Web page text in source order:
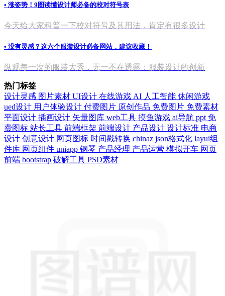
• 涨姿势！9图读懂设计师必备的校对符号表
今天给大家科普一下校对符号及其用法，肯定有很多设计
• 没有灵感？这六个服装设计必备网站，建议收藏！
纵观每一次的服装大秀，无一不在透露：服装设计的创新
热门标签
设计灵感 图片素材 UI设计 在线游戏 AI 人工智能 休闲游戏
ued设计 用户体验设计 付费图片 原创作品 免费图片 免费素材
平面设计 插画设计 矢量图库 web工具 摸鱼游戏 ai导航 ppt 免
费图标 站长工具 前端框架 前端设计 产品设计 设计标准 电商
设计 创意设计 网页图标 时间戳转换 chinaz json格式化 layui组
件库 网页组件 uniapp 钢琴 产品经理 产品运营 模拟开车 网页
前端 bootstrap 破解工具 PSD素材